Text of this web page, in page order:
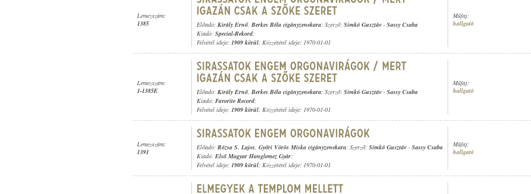
Lemezszám:
1385
Előadó: Király Ernő, Berkes Béla cigányzenekara; Szerző: Simkó Gusztáv - Sassy Csaba
Kiadó: Special-Rekord;
Felvétel ideje: 1909 körül; Közzététel ideje: 1970-01-01
Műfaj:
hallgató
Lemezszám:
1-1385E
Előadó: Király Ernő, Berkes Béla cigányzenekara; Szerző: Simkó Gusztáv - Sassy Csaba
Kiadó: Favorite Record;
Felvétel ideje: 1909 körül; Közzététel ideje: 1970-01-01
Műfaj:
hallgató
Lemezszám:
1391
Előadó: Rózsa S. Lajos, Győri Vörös Miska cigányzenekara; Szerző: Simkó Gusztáv - Sassy Csaba
Kiadó: Első Magyar Hanglemez Gyár;
Felvétel ideje: 1909 körül; Közzététel ideje: 1970-01-01
Műfaj:
hallgató